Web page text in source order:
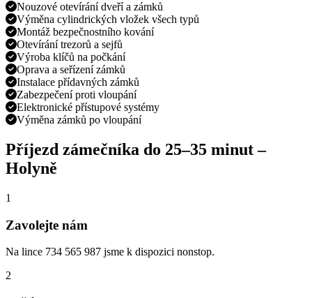
Nouzové otevírání dveří a zámků
Výměna cylindrických vložek všech typů
Montáž bezpečnostního kování
Otevírání trezorů a sejfů
Výroba klíčů na počkání
Oprava a seřízení zámků
Instalace přídavných zámků
Zabezpečení proti vloupání
Elektronické přístupové systémy
Výměna zámků po vloupání
Příjezd zámečníka do 25–35 minut–
Holyně
1
Zavolejte nám
Na lince 734 565 987 jsme k dispozici nonstop.
2